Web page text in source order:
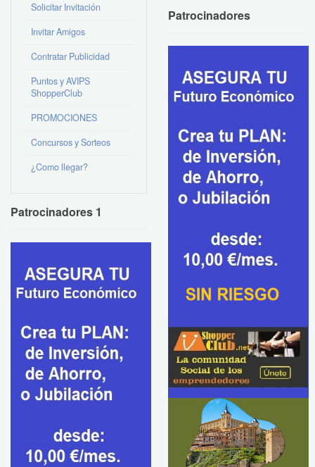
Solicitar Invitación
Invitar Amigos
Contratar Publicidad
Puntos y AVIPS
ShopperClub
PROMOCIONES
Concursos y Sorteos
¿Como llegar?
Patrocinadores 1
Patrocinadores